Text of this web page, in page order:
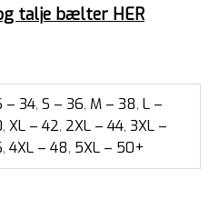
talje bælter HER
– 34,S – 36, M – 38,L –
,XL – 42, 2XL – 44,3XL –
,4XL – 48, 5XL – 50+